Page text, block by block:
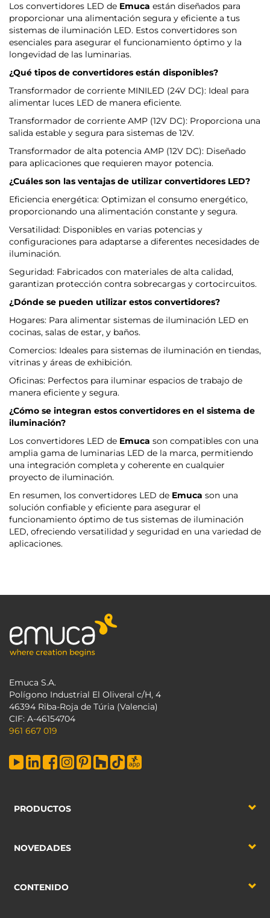
Los convertidores LED de Emuca están diseñados para
proporcionar una alimentación segura y eficiente a tus
sistemas de iluminación LED. Estos convertidores son
esenciales para asegurar el funcionamiento óptimo y la
longevidad de las luminarias.
¿Qué tipos de convertidores están disponibles?
Transformador de corriente MINILED (24V DC): Ideal para
alimentar luces LED de manera eficiente.
Transformador de corriente AMP (12V DC): Proporciona una
salida estable y segura para sistemas de 12V.
Transformador de alta potencia AMP (12V DC): Diseñado
para aplicaciones que requieren mayor potencia.
¿Cuáles son las ventajas de utilizar convertidores LED?
Eficiencia energética: Optimizan el consumo energético,
proporcionando una alimentación constante y segura.
Versatilidad: Disponibles en varias potencias y
configuraciones para adaptarse a diferentes necesidades de
iluminación.
Seguridad: Fabricados con materiales de alta calidad,
garantizan protección contra sobrecargas y cortocircuitos.
¿Dónde se pueden utilizar estos convertidores?
Hogares: Para alimentar sistemas de iluminación LED en
cocinas, salas de estar, y baños.
Comercios: Ideales para sistemas de iluminación en tiendas,
vitrinas y áreas de exhibición.
Oficinas: Perfectos para iluminar espacios de trabajo de
manera eficiente y segura.
¿Cómo se integran estos convertidores en el sistema de
iluminación?
Los convertidores LED de Emuca son compatibles con una
amplia gama de luminarias LED de la marca, permitiendo
una integración completa y coherente en cualquier
proyecto de iluminación.
En resumen, los convertidores LED de Emuca son una
solución confiable y eficiente para asegurar el
funcionamiento óptimo de tus sistemas de iluminación
LED, ofreciendo versatilidad y seguridad en una variedad de
aplicaciones.
Emuca S.A.
Polígono Industrial El Oliveral c/H, 4
46394 Riba-Roja de Túria (Valencia)
CIF: A-46154704
961 667 019
PRODUCTOS
NOVEDADES
CONTENIDO